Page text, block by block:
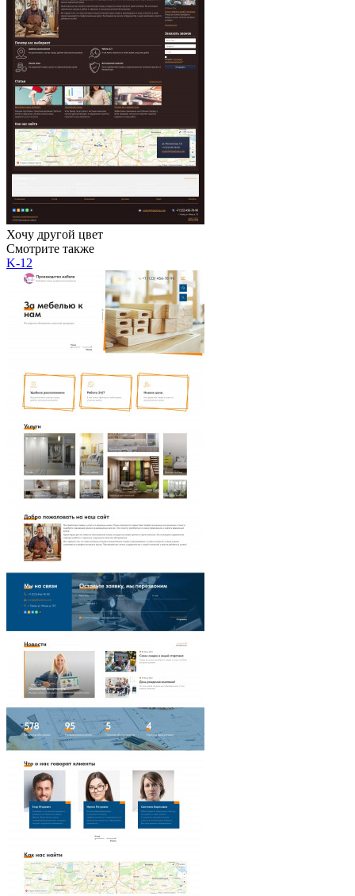
Хочу другой цвет
Смотрите также
K-12